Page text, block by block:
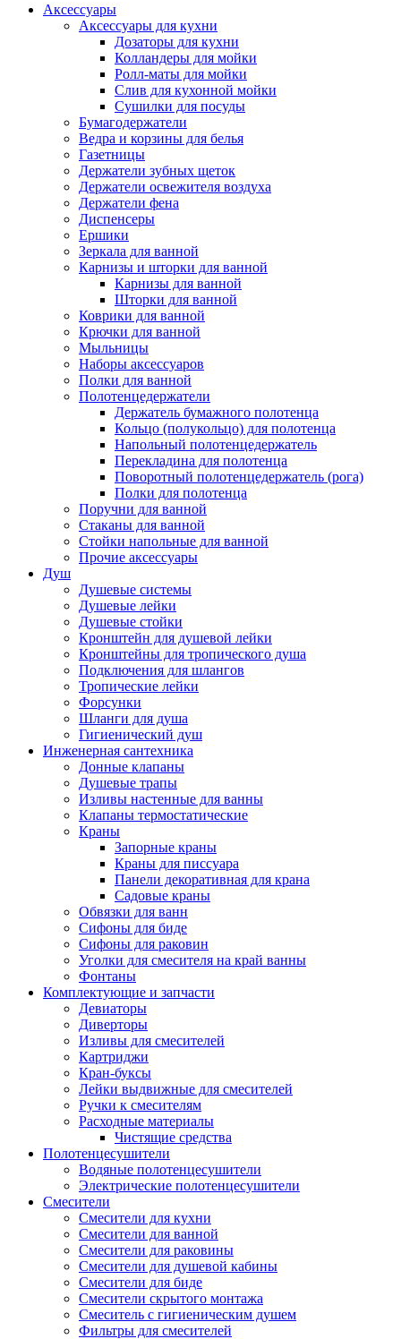
Аксессуары
Аксессуары для кухни
Дозаторы для кухни
Колландеры для мойки
Ролл-маты для мойки
Слив для кухонной мойки
Сушилки для посуды
Бумагодержатели
Ведра и корзины для белья
Газетницы
Держатели зубных щеток
Держатели освежителя воздуха
Держатели фена
Диспенсеры
Ершики
Зеркала для ванной
Карнизы и шторки для ванной
Карнизы для ванной
Шторки для ванной
Коврики для ванной
Крючки для ванной
Мыльницы
Наборы аксессуаров
Полки для ванной
Полотенцедержатели
Держатель бумажного полотенца
Кольцо (полукольцо) для полотенца
Напольный полотенцедержатель
Перекладина для полотенца
Поворотный полотенцедержатель (рога)
Полки для полотенца
Поручни для ванной
Стаканы для ванной
Стойки напольные для ванной
Прочие аксессуары
Душ
Душевые системы
Душевые лейки
Душевые стойки
Кронштейн для душевой лейки
Кронштейны для тропического душа
Подключения для шлангов
Тропические лейки
Форсунки
Шланги для душа
Гигиенический душ
Инженерная сантехника
Донные клапаны
Душевые трапы
Изливы настенные для ванны
Клапаны термостатические
Краны
Запорные краны
Краны для писсуара
Панели декоративная для крана
Садовые краны
Обвязки для ванн
Сифоны для биде
Сифоны для раковин
Уголки для смесителя на край ванны
Фонтаны
Комплектующие и запчасти
Девиаторы
Диверторы
Изливы для смесителей
Картриджи
Кран-буксы
Лейки выдвижные для смесителей
Ручки к смесителям
Расходные материалы
Чистящие средства
Полотенцесушители
Водяные полотенцесушители
Электрические полотенцесушители
Смесители
Смесители для кухни
Смесители для ванной
Смесители для раковины
Смесители для душевой кабины
Смесители для биде
Смесители скрытого монтажа
Смеситель с гигиеническим душем
Фильтры для смесителей